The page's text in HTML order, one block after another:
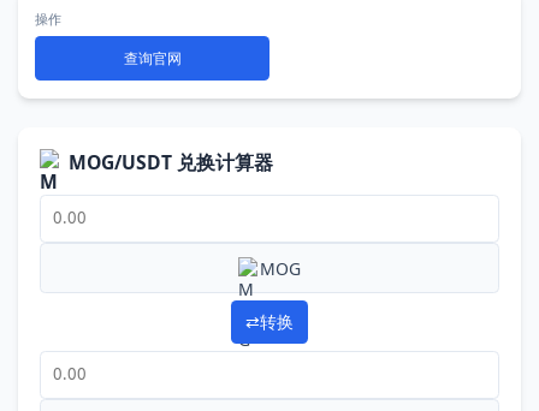
操作
查询官网
MOG/USDT 兑换计算器
MOG
⇄转换